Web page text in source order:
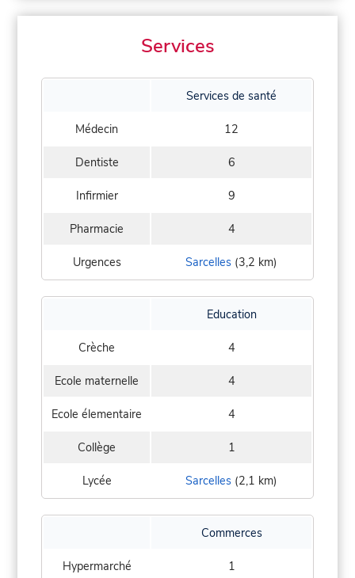
Services
Services de santé
Médecin 12
Dentiste 6
Infirmier 9
Pharmacie 4
Urgences Sarcelles (3,2 km)
Education
Crèche 4
Ecole maternelle 4
Ecole élementaire 4
Collège 1
Lycée Sarcelles (2,1 km)
Commerces
Hypermarché 1